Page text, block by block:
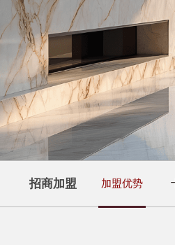
招商加盟 加盟优势